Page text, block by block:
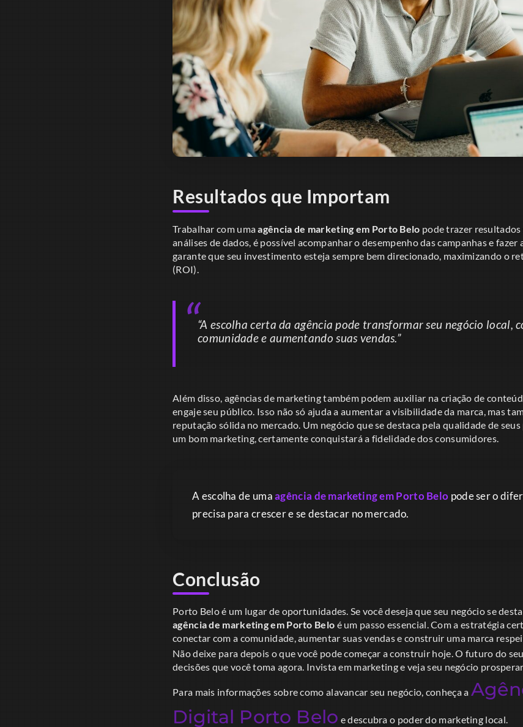
Resultados que Importam
Trabalhar com umaagência de marketing em Porto Belo pode trazer
análises de dados, é possível acompanhar o desempenho das campanhas e
garante que seu investimento esteja sempre bem direcionado, maximizando o
(ROI).
“A escolha certa da agência pode transformar seu negócio local,
comunidade e aumentando suas vendas.”
Além disso, agências de marketing também podem auxiliar na criação de
engaje seu público. Isso não só ajuda a aumentar a visibilidade da marca, mas
reputação sólida no mercado. Um negócio que se destaca pela qualidade de
um bom marketing, certamente conquistará a fidelidade dos consumidores.
A escolha de umaagência de marketing em Porto Belo pode ser o
precisa para crescer e se destacar no mercado.
Conclusão
Porto Belo é um lugar de oportunidades. Se você deseja que seu negócio se
agência de marketing em Porto Belo é um passo essencial. Com a estratégia
conectar com a comunidade, aumentar suas vendas e construir uma marca
Não deixe para depois o que você pode começar a construir hoje. O futuro do
decisões que você toma agora. Invista em marketing e veja seu negócio
Para mais informações sobre como alavancar seu negócio, conheça a
Digital Porto Belo e descubra o poder do marketing local.